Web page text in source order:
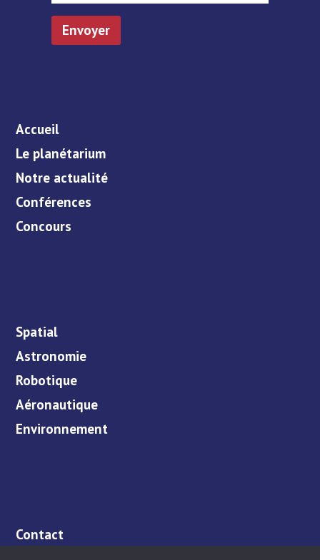
Accueil
Le planétarium
Notre actualité
Conférences
Concours
Spatial
Astronomie
Robotique
Aéronautique
Environnement
Contact